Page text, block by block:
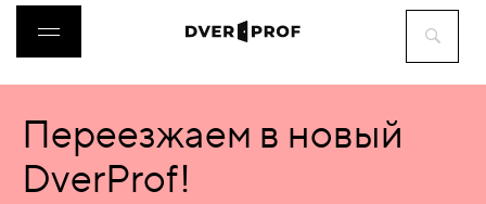
ДВЕРИ
ФУРНИТУРА
Переезжаем в новый
DverProf!